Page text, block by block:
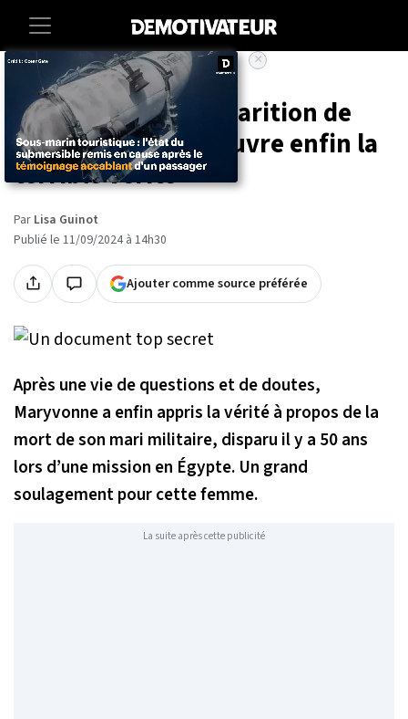
Societe Lifestyle
50 ans après la disparition de
son mari, elle découvre enfin la
terrible vérité
Par Lisa Guinot
Publié le 11/09/2024 à 14h30
Ajouter comme source préférée
Après une vie de questions et de doutes,
Maryvonne a enfin appris la vérité à propos de la
mort de son mari militaire, disparu il y a 50 ans
lors d’une mission en Égypte. Un grand
soulagement pour cette femme.
La suite après cette publicité
×